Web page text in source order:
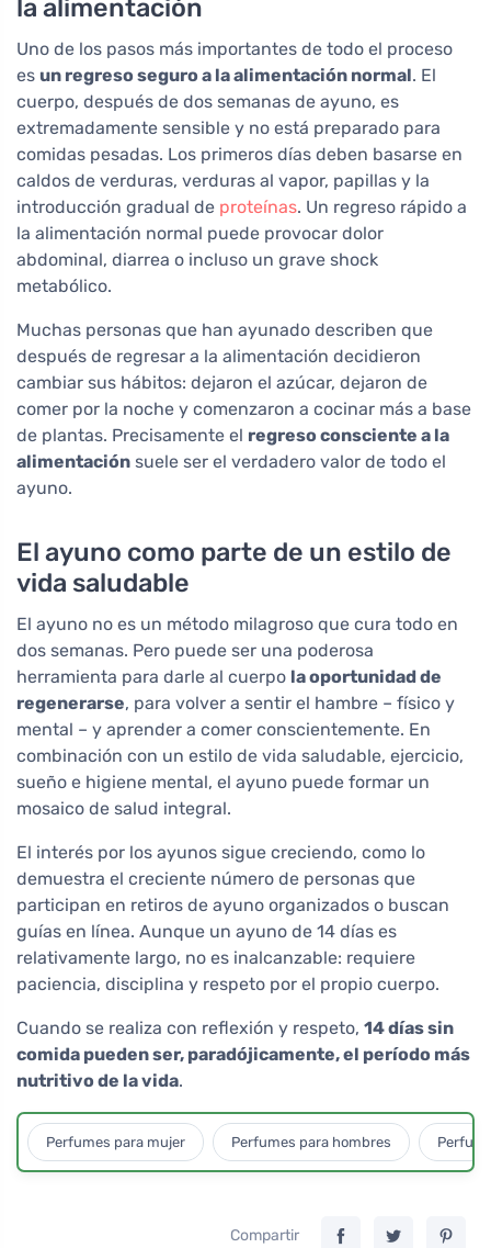
la alimentación
Uno de los pasos más importantes de todo el proceso
es un regreso seguro a la alimentación normal. El
cuerpo, después de dos semanas de ayuno, es
extremadamente sensible y no está preparado para
comidas pesadas. Los primeros días deben basarse en
caldos de verduras, verduras al vapor, papillas y la
introducción gradual de proteínas. Un regreso rápido a
la alimentación normal puede provocar dolor
abdominal, diarrea o incluso un grave shock
metabólico.
Muchas personas que han ayunado describen que
después de regresar a la alimentación decidieron
cambiar sus hábitos: dejaron el azúcar, dejaron de
comer por la noche y comenzaron a cocinar más a base
de plantas. Precisamente el regreso consciente a la
alimentación suele ser el verdadero valor de todo el
ayuno.
El ayuno como parte de un estilo de
vida saludable
El ayuno no es un método milagroso que cura todo en
dos semanas. Pero puede ser una poderosa
herramienta para darle al cuerpo la oportunidad de
regenerarse, para volver a sentir el hambre – físico y
mental – y aprender a comer conscientemente. En
combinación con un estilo de vida saludable, ejercicio,
sueño e higiene mental, el ayuno puede formar un
mosaico de salud integral.
El interés por los ayunos sigue creciendo, como lo
demuestra el creciente número de personas que
participan en retiros de ayuno organizados o buscan
guías en línea. Aunque un ayuno de 14 días es
relativamente largo, no es inalcanzable: requiere
paciencia, disciplina y respeto por el propio cuerpo.
Cuando se realiza con reflexión y respeto, 14 días sin
comida pueden ser, paradójicamente, el período más
nutritivo de la vida.
Perfumes para mujer Perfumes para hombres
Compartir